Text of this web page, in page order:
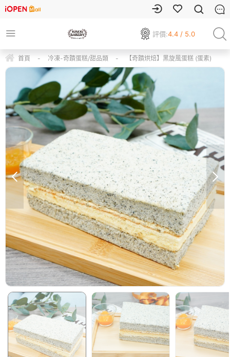
評價:4.4 / 5.0
首頁 - 冷凍-奇蹟蛋糕/甜品類 - 【奇蹟烘焙】黑旋風蛋糕 (蛋素)